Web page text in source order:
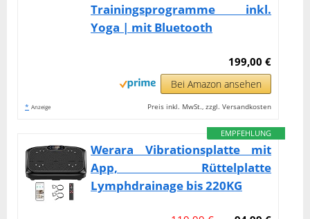
Trainingsprogramme inkl.
Yoga | mit Bluetooth
199,00 €
Bei Amazon ansehen
* Anzeige Preis inkl. MwSt., zzgl. Versandkosten
EMPFEHLUNG
Werara Vibrationsplatte mit
App, Rüttelplatte
Lymphdrainage bis 220KG